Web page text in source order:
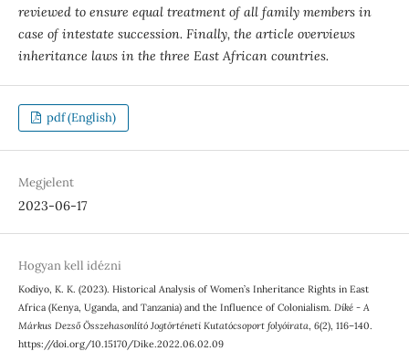
reviewed to ensure equal treatment of all family members in
case of intestate succession. Finally, the article overviews
inheritance laws in the three East African countries.
pdf (English)
Megjelent
2023-06-17
Hogyan kell idézni
Kodiyo, K. K. (2023). Historical Analysis of Women’s Inheritance Rights in East
Africa (Kenya, Uganda, and Tanzania) and the Influence of Colonialism. Díké - A
Márkus Dezső Összehasonlító Jogtörténeti Kutatócsoport folyóirata, 6(2), 116–140.
https://doi.org/10.15170/Dike.2022.06.02.09